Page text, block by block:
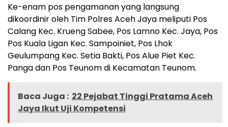
Ke-enam pos pengamanan yang langsung
dikoordinir oleh Tim Polres Aceh Jaya meliputi Pos
Calang Kec. Krueng Sabee, Pos Lamno Kec. Jaya, Pos
Pos Kuala Ligan Kec. Sampoiniet, Pos Lhok
Geulumpang Kec. Setia Bakti, Pos Alue Piet Kec.
Panga dan Pos Teunom di Kecamatan Teunom.
Baca Juga : 22 Pejabat Tinggi Pratama Aceh
Jaya Ikut Uji Kompetensi